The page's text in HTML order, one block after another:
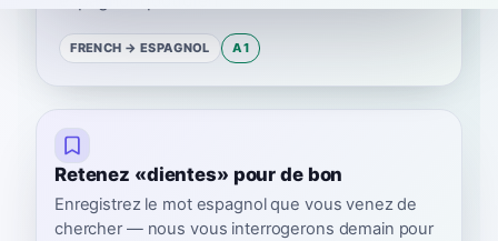
FRENCH → ESPAGNOL A1
Retenez «dientes» pour de bon
Enregistrez le mot espagnol que vous venez de
chercher — nous vous interrogerons demain pour